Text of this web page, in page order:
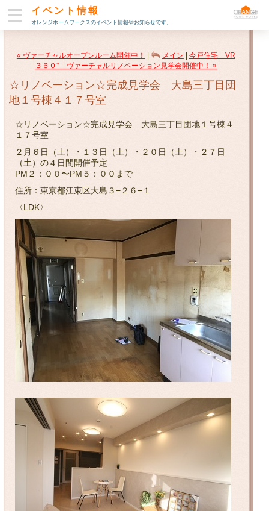
イベント情報
オレンジホームワークスのイベント情報やお知らせです。
« ヴァーチャルオープンルーム開催中！ メイン
今戸住宅 VR
３６０° ヴァーチャルリノベーション見学会開催中！ »
☆リノベーション☆完成見学会 大島三丁目団
地１号棟４１７号室
☆リノベーション☆完成見学会 大島三丁目団地１号棟４
１７号室
２月６日（土）・１３日（土）・２０日（土）・２７日
（土）の４日間開催予定
PM２：００〜PM５：００まで
住所：東京都江東区大島３−２６−１
〈LDK〉